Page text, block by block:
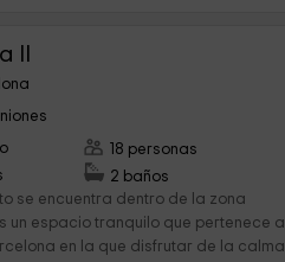
II
18 personas
2 baños
se encuentra dentro de la zona
un espacio tranquilo que pertenece a
en la que disfrutar de la calma